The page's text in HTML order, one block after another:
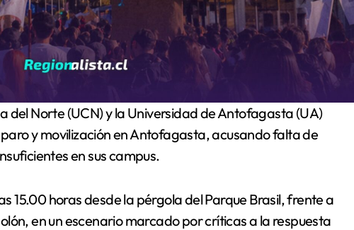
y movilización en Antofagasta, acusando falta de
en sus campus.
15.00 horas desde la pérgola del Parque Brasil, frente a
en un escenario marcado por críticas a la respuesta